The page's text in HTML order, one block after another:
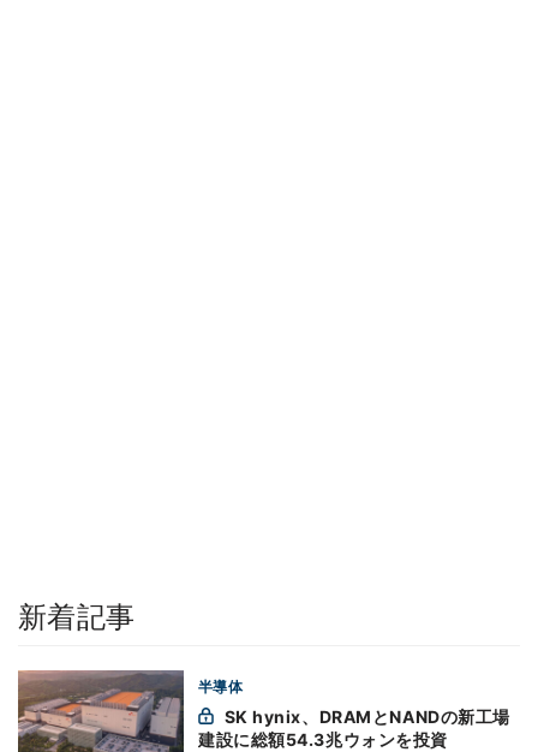
新着記事
半導体
建設に総額54.3兆ウォンを投資